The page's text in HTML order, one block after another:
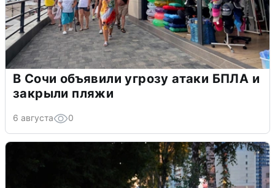
В Сочи объявили угрозу атаки БПЛА и
закрыли пляжи
6 августа 0